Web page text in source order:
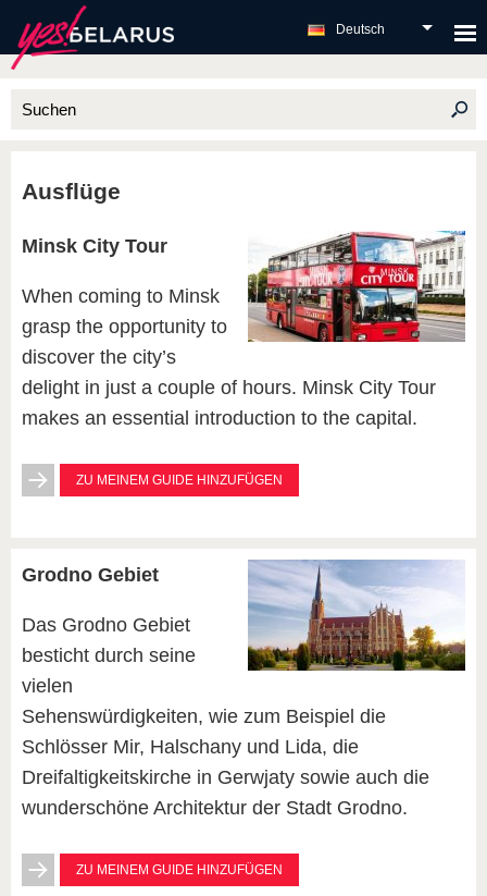
Deutsch
Ausflüge
Minsk City Tour
When coming to Minsk
grasp the opportunity to
discover the city’s
delight in just a couple of hours. Minsk City Tour
makes an essential introduction to the capital.
ZU MEINEM GUIDE HINZUFÜGEN
Grodno Gebiet
Das Grodno Gebiet
besticht durch seine
vielen
Sehenswürdigkeiten, wie zum Beispiel die
Schlösser Mir, Halschany und Lida, die
Dreifaltigkeitskirche in Gerwjaty sowie auch die
wunderschöne Architektur der Stadt Grodno.
ZU MEINEM GUIDE HINZUFÜGEN